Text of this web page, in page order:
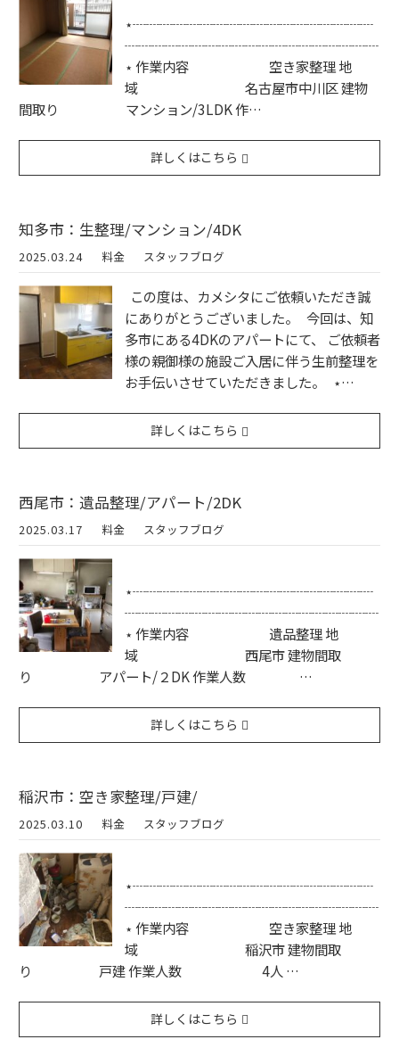
⋆┈┈┈┈┈┈┈┈┈┈┈┈┈┈┈┈┈┈
┈┈┈┈┈┈┈┈┈┈┈┈┈┈┈┈┈┈┈
⋆ 作業内容 空き家整理 地
域 名古屋市中川区 建物
間取り マンション/3LDK 作…
詳しくはこちら
知多市：生整理/マンション/4DK
2025.03.24 料金 スタッフブログ
この度は、カメシタにご依頼いただき誠
にありがとうございました。 今回は、知
多市にある4DKのアパートにて、 ご依頼者
様の親御様の施設ご入居に伴う生前整理を
お手伝いさせていただきました。 ⋆…
詳しくはこちら
西尾市：遺品整理/アパート/2DK
2025.03.17 料金 スタッフブログ
⋆┈┈┈┈┈┈┈┈┈┈┈┈┈┈┈┈┈┈
┈┈┈┈┈┈┈┈┈┈┈┈┈┈┈┈┈┈┈
⋆ 作業内容 遺品整理 地
域 西尾市 建物間取
り アパート/２DK 作業人数 …
詳しくはこちら
稲沢市：空き家整理/戸建/
2025.03.10 料金 スタッフブログ
⋆┈┈┈┈┈┈┈┈┈┈┈┈┈┈┈┈┈┈
┈┈┈┈┈┈┈┈┈┈┈┈┈┈┈┈┈┈┈
⋆ 作業内容 空き家整理 地
域 稲沢市 建物間取
り 戸建 作業人数 4人 …
詳しくはこちら